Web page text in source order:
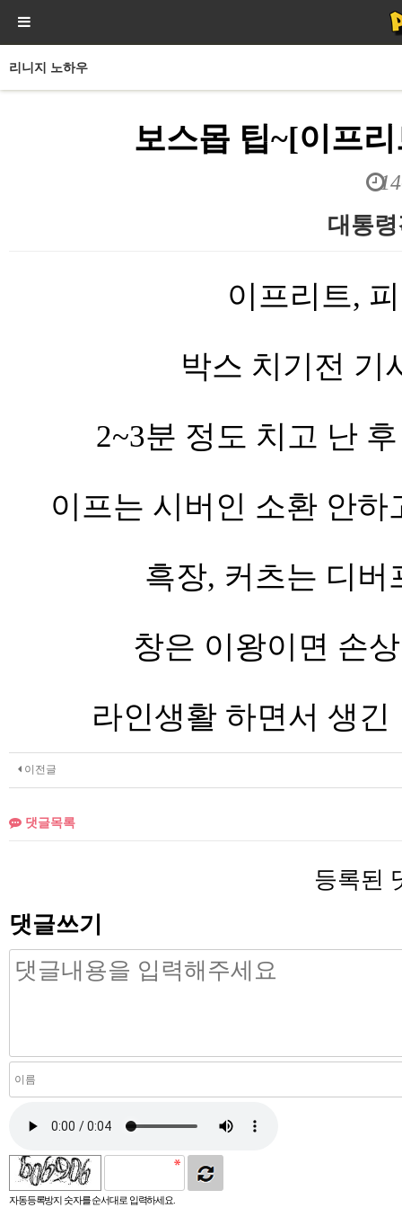
리니지 노하우
보스몹 팁~[이프
대통
이프리트,
박스 치기전 기
2~3분 정도 치고 난
이프는 시버인 소환 안
흑장, 커츠는 디버
창은 이왕이면 손
라인생활 하면서 생
이전글
댓글목록
등록된
댓글쓰기
자동등록방지 숫자를 순서대로 입력하세요.